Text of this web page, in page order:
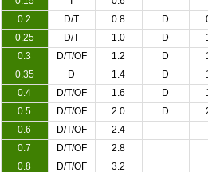
0.2
D/T 0.8 D
0.25
D/T 1.0 D
0.3
D/T/OF 1.2 D
0.35
D 1.4 D
0.4
D/T/OF 1.6 D
0.5
D/T/OF 2.0 D
0.6
D/T/OF
2.4
0.7
D/T/OF
2.8
0.8
D/T/OF 3.2